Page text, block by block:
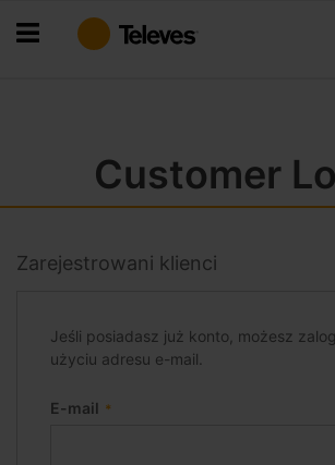
do
Customer
Zarejestrowani klienci
Jeśli posiadasz już konto, możesz
użyciu adresu e-mail.
E-mail